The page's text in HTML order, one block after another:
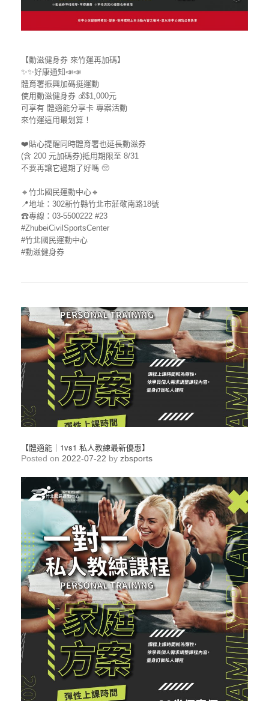
【動滋健身券 來竹運再加碼】
✨✨好康通知📣📣
體育署振興加碼挺運動
使用動滋健身券 💰$1,000元
可享有 體適能分享卡 專案活動
來竹運這用最划算！
❤️貼心提醒同時體育署也延長動滋券
(含 200 元加碼券)抵用期限至 8/31
不要再讓它過期了好嗎 🥺
🔹竹北國民運動中心🔹
📍地址：302新竹縣竹北市莊敬南路18號
☎專線：03-5500222 #23
#ZhubeiCivilSportsCenter
#竹北國民運動中心
#動滋健身券
【體適能｜1vs1 私人教練最新優惠】
Posted on 2022-07-22 by zbsports